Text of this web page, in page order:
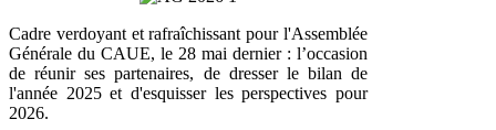
Cadre verdoyant et rafraîchissant pour l'Assemblée
Générale du CAUE, le 28 mai dernier : l’occasion
de réunir ses partenaires, de dresser le bilan de
l'année 2025 et d'esquisser les perspectives pour
2026.